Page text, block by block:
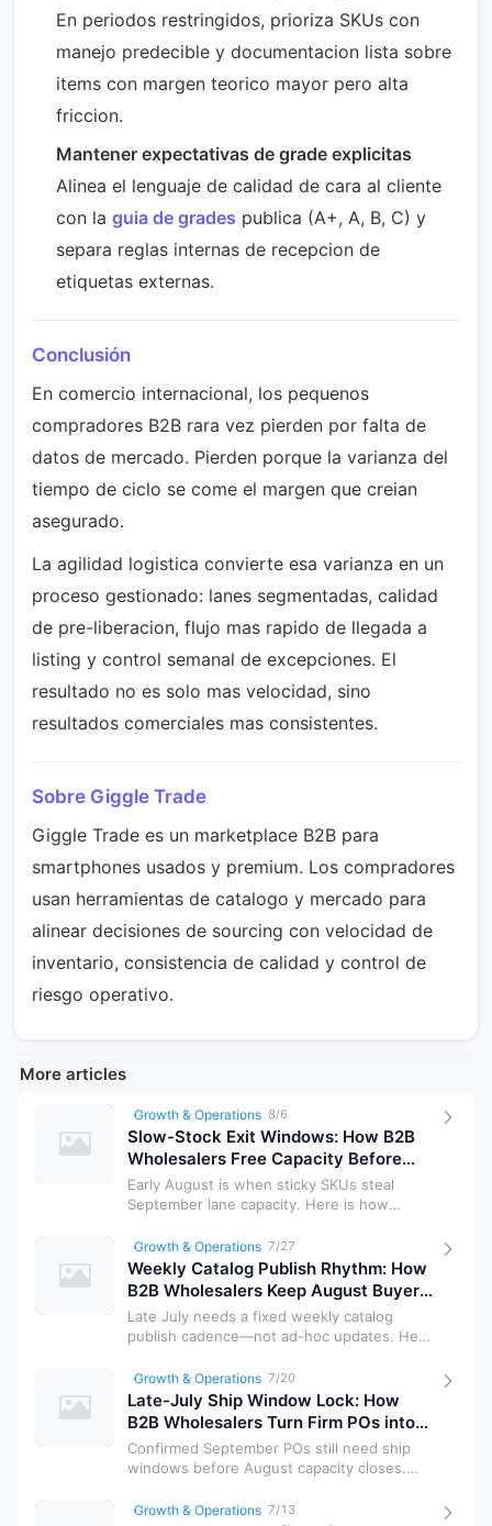
En periodos restringidos, prioriza SKUs con
manejo predecible y documentacion lista sobre
items con margen teorico mayor pero alta
friccion.
Mantener expectativas de grade explicitas
Alinea el lenguaje de calidad de cara al cliente
con la guia de grades publica (A+, A, B, C) y
separa reglas internas de recepcion de
etiquetas externas.
Conclusión
En comercio internacional, los pequenos
compradores B2B rara vez pierden por falta de
datos de mercado. Pierden porque la varianza del
tiempo de ciclo se come el margen que creian
asegurado.
La agilidad logistica convierte esa varianza en un
proceso gestionado: lanes segmentadas, calidad
de pre-liberacion, flujo mas rapido de llegada a
listing y control semanal de excepciones. El
resultado no es solo mas velocidad, sino
resultados comerciales mas consistentes.
Sobre Giggle Trade
Giggle Trade es un marketplace B2B para
smartphones usados y premium. Los compradores
usan herramientas de catalogo y mercado para
alinear decisiones de sourcing con velocidad de
inventario, consistencia de calidad y control de
riesgo operativo.
More articles
Growth & Operations 8/6
Slow-Stock Exit Windows: How B2B
Wholesalers Free Capacity Before
September Demand
Early August is when sticky SKUs steal
September lane capacity. Here is how
Growth & Operations 7/27
Weekly Catalog Publish Rhythm: How
B2B Wholesalers Keep August Buyers
on One Source of Truth
Late July needs a fixed weekly catalog
publish cadence—not ad-hoc updates. Here
Growth & Operations 7/20
Late-July Ship Window Lock: How
B2B Wholesalers Turn Firm POs into
Bookable Freight Dates
Confirmed September POs still need ship
windows before August capacity closes.
Growth & Operations 7/13